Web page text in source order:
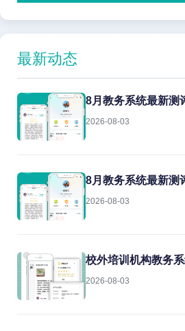
最新动态
8月教务系统最新测
2026-08-03
8月教务系统最新测
2026-08-03
校外培训机构教务
2026-08-03